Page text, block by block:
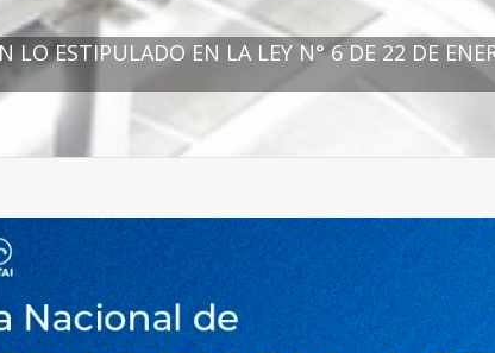
LO ESTIPULADO EN LA LEY N° 6 DE 22 DE